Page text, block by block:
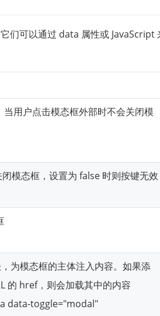
们可以通过 data 属性或 JavaScript
用户点击模态框外部时不会关闭模
模态框，设置为 false 时则按键无效
为模态框的主体注入内容。如果添
的 href，则会加载其中的内容
data-toggle="modal"